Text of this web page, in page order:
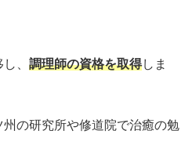
、 調理師の資格を取得しま
の研究所や修道院で治癒の勉